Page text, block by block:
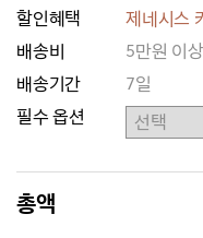
할인혜택
제네시스
배송비
5만원 이
배송기간
7일
필수 옵션
총액